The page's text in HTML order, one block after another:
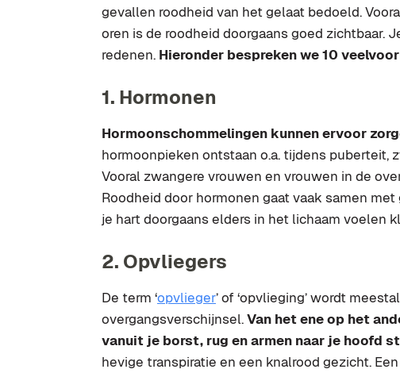
gevallen roodheid van het gelaat bedoeld.
oren is de roodheid doorgaans goed zichtbaar.
redenen. Hieronder bespreken we 10
1. Hormonen
Hormoonschommelingen kunnen ervoor
hormoonpieken ontstaan o.a. tijdens puberteit,
Vooral zwangere vrouwen en vrouwen in de
Roodheid door hormonen gaat vaak samen
je hart doorgaans elders in het lichaam voelen
2. Opvliegers
De term ‘opvlieger’ of ‘opvlieging’ wordt
overgangsverschijnsel.Van het ene op het
vanuit je borst, rug en armen naar je hoofd
hevige transpiratie en een knalrood gezicht.